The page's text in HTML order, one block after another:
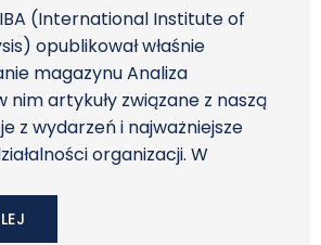
(International Institute of
opublikował właśnie
magazynu Analiza
nim artykuły związane z naszą
z wydarzeń i najważniejsze
organizacji. W